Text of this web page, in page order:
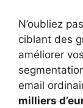
N’oubliez
ciblant des
améliorer
email
milliers